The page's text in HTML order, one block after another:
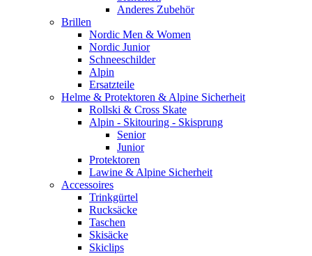
Anderes Zubehör
Brillen
Nordic Men & Women
Nordic Junior
Schneeschilder
Alpin
Ersatzteile
Helme & Protektoren & Alpine Sicherheit
Rollski & Cross Skate
Alpin - Skitouring - Skisprung
Senior
Junior
Protektoren
Lawine & Alpine Sicherheit
Accessoires
Trinkgürtel
Rucksäcke
Taschen
Skisäcke
Skiclips